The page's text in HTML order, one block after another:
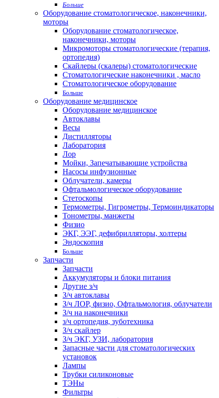
Больше
Оборудование стоматологическое, наконечники,
моторы
Оборудование стоматологическое,
наконечники, моторы
Микромоторы стоматологические (терапия,
ортопедия)
Скайлеры (скалеры) стоматологические
Стоматологические наконечники , масло
Стоматологическое оборудование
Больше
Оборудование медицинское
Оборудование медицинское
Автоклавы
Весы
Дистилляторы
Лаборатория
Лор
Мойки, Запечатывающие устройства
Насосы инфузионные
Облучатели, камеры
Офтальмологическое оборудование
Стетоскопы
Термометры, Гигрометры, Термоиндикаторы
Тонометры, манжеты
Физио
ЭКГ, ЭЭГ, дефибрилляторы, холтеры
Эндоскопия
Больше
Запчасти
Запчасти
Аккумуляторы и блоки питания
Другие з/ч
З/ч автоклавы
З/ч ЛОР, физио, Офтальмология, облучатели
З/ч на наконечники
з/ч ортопедия, зуботехника
З/ч скайлер
З/ч ЭКГ, УЗИ, лаборатория
Запасные части для стоматологических
установок
Лампы
Трубки силиконовые
ТЭНы
Фильтры